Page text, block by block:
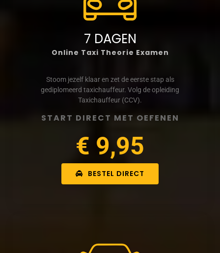
7 DAGEN
Online Taxi Theorie Examen
Stoom jezelf klaar en zet de eerste stap als
gediplomeerd taxichauffeur. Volg de opleiding
Taxichauffeur (CCV).
START DIRECT MET OEFENEN
€ 9,95
BESTEL DIRECT